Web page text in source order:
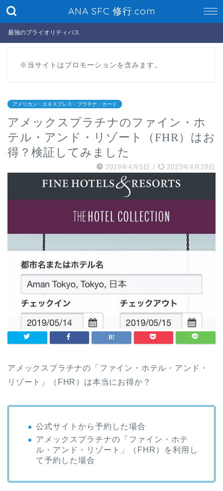
ANA SFC 修行.com
最強のプライオリティパス
※当サイトはプロモーションを含みます。
アメリカン・エキスプレス・プラチナ・カード
アメックスプラチナのファイン・ホ
テル・アンド・リゾート（FHR）はお
得？検証してみました
2019年4月5日 / 2023年4月28日
アメックスプラチナの「ファイン・ホテル・アンド・
リゾート」（FHR）は本当にお得か？
公式サイトから予約した場合
アメックスプラチナの「ファイン・ホテ
ル・アンド・リゾート」（FHR）を利用し
て予約した場合